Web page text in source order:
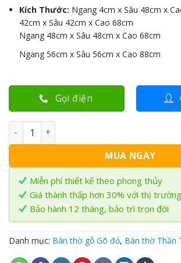
Kích Thước: Ngang 4cm x Sâu 48cm x
42cm x Sâu 42cm x Cao 68cm
Ngang 48cm x Sâu 48cm x Cao 68cm
Ngang 56cm x Sâu 56cm x Cao 88cm
Gọi điện
Bàn thờ Thần Tài gỗ Gõ đỏ BTT-06 số
MUA NGAY
Miễn phí thiết kế theo phong thủy
Giá thành thấp hơn 30% với thị trường
Bảo hành 12 tháng, bảo trì trọn đời
Danh mục: Bàn thờ gỗ Gõ đỏ, Bàn thờ Thần